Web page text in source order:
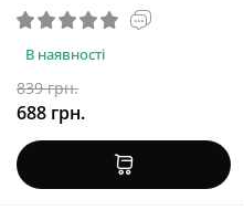
В наявності
839 грн.
688 грн.